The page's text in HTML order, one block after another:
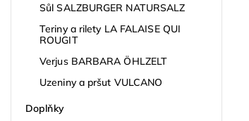
Sůl SALZBURGER NATURSALZ
Teriny a rilety LA FALAISE QUI
ROUGIT
Verjus BARBARA ÖHLZELT
Uzeniny a pršut VULCANO
Doplňky